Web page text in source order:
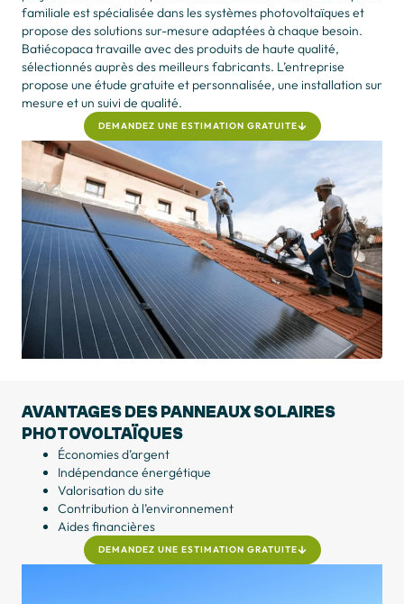
familiale est spécialisée dans les systèmes photovoltaïques et
propose des solutions sur-mesure adaptées à chaque besoin.
Batiécopaca travaille avec des produits de haute qualité,
sélectionnés auprès des meilleurs fabricants. L’entreprise
propose une étude gratuite et personnalisée, une installation sur
mesure et un suivi de qualité.
DEMANDEZ UNE ESTIMATION GRATUITE
AVANTAGES DES PANNEAUX SOLAIRES
PHOTOVOLTAÏQUES
Économies d’argent
Indépendance énergétique
Valorisation du site
Contribution à l’environnement
Aides financières
DEMANDEZ UNE ESTIMATION GRATUITE